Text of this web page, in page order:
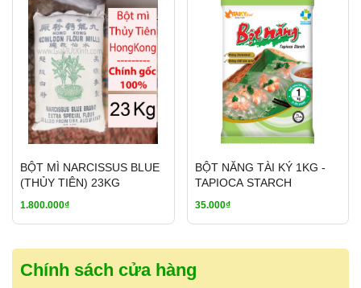
THÔNG TIN CỬA HÀNG GIA VỊ ÚT XINH
Cửa hàng Gia Vị Út Xinh
chuyên cung cấp gia vị,
thực phẩm khô và nguyên liệu nấu ăn chonhà hàng,
quán ăn, bếp Hoa, bếp gia đình
, nhận bán lẻ và
sỉ số lượng lớnvới giá tốt.
Địa chỉ:(Đối diện) 27 Bùi Hữu Nghĩa, Phường
5, Quận 5, TP.HCM
Giờ mở cửa:
7:00 – 19:00(mở cửa hằng ngày,
không nghỉ)
Mã vạch sản phẩm:8938563129031
Cửa hàng nhận báo giá sỉcho khách mua số lượng
lớn, cung cấp hàng ổn định cho
BỘT MÌ NARCISSUS BLUE
(THỦY TIÊN) 23KG
1.800.000₫
BỘT NĂNG TÀI KÝ 1KG -
TAPIOCA STARCH
35.000₫
Chính sách cửa hàng